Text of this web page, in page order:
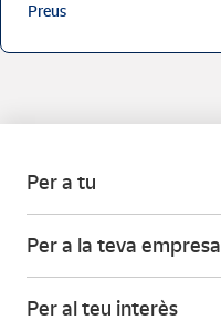
Preus
Per a tu
Per a la teva empresa
Per al teu interès